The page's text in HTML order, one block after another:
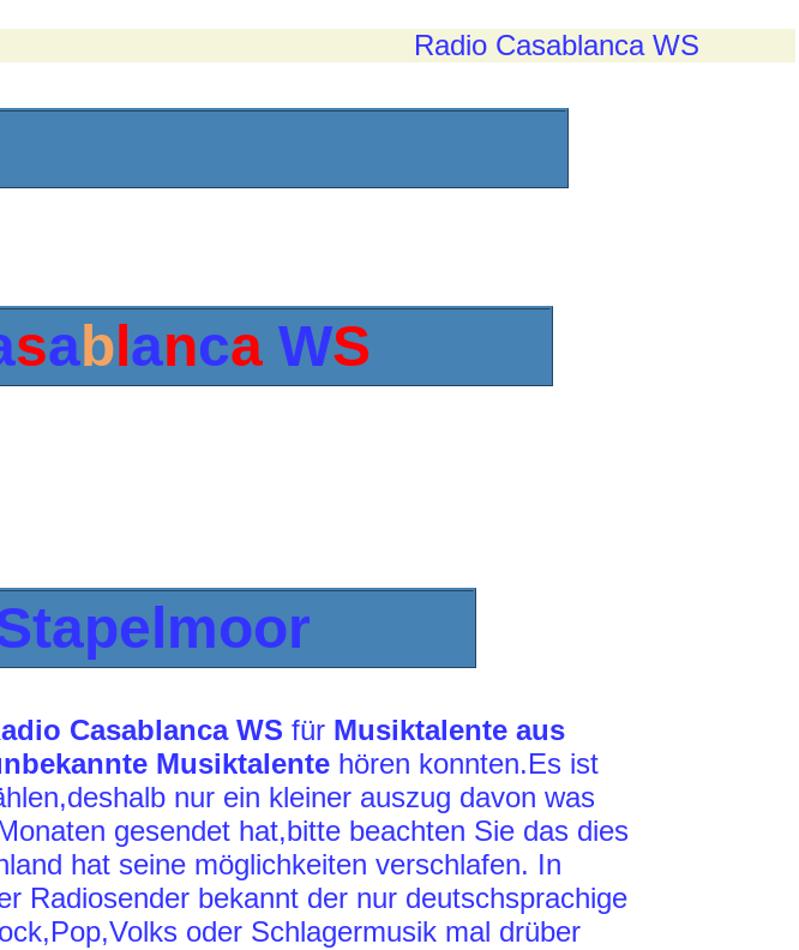
Radio Casablanca WS
sab anca WS
Casablanca WS für Musiktalente aus
Musiktalente hören konnten.Es ist
nur ein kleiner auszug davon was
gesendet hat,bitte beachten Sie das dies
hat seine möglichkeiten verschlafen. In
Radiosender bekannt der nur deutschsprachige
oder Schlagermusik mal drüber